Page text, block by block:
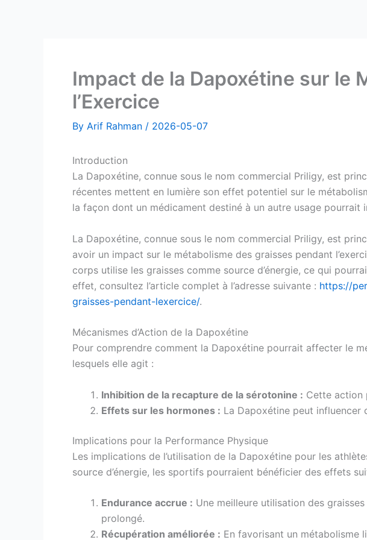
Impact de la Dapoxétine sur le
l’Exercice
By Arif Rahman / 2026-05-07
Introduction
La Dapoxétine, connue sous le nom commercial Priligy, est
récentes mettent en lumière son effet potentiel sur le
la façon dont un médicament destiné à un autre usage
La Dapoxétine, connue sous le nom commercial Priligy, est
avoir un impact sur le métabolisme des graisses pendant
corps utilise les graisses comme source d’énergie, ce qui
effet, consultez l’article complet à l’adresse suivante : https://
graisses-pendant-lexercice/.
Mécanismes d’Action de la Dapoxétine
Pour comprendre comment la Dapoxétine pourrait affecter le
lesquels elle agit :
Inhibition de la recapture de la sérotonine : Cette action
Effets sur les hormones : La Dapoxétine peut influencer
Implications pour la Performance Physique
Les implications de l’utilisation de la Dapoxétine pour les
source d’énergie, les sportifs pourraient bénéficier des effets
Endurance accrue : Une meilleure utilisation des
prolongé.
Récupération améliorée : En favorisant un métabolisme